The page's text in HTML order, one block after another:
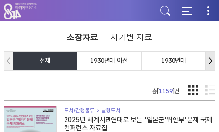
주
메
뉴
가
기
본
문
바
기
하
단
바
기
소장자료 시기별 자료
전체 1930년대 이전 1930년대
총[1159]건
도서/간행물류 > 발행도서
2025년 세계시민연대로 보는 '일본군'위안부'문제 국제
컨퍼런스 자료집